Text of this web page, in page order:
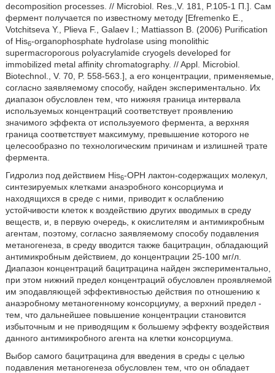
decomposition processes. // Microbiol. Res.,V. 181, P.105-1 П.]. Сам
фермент получается по известному методу [Efremenko E.,
Votchitseva Y., Plieva F., Galaev I.; Mattiasson В. (2006) Purification
of His6-organophosphate hydrolase using monolithic
supermacroporous polyacrylamide cryogels developed for
immobilized metal affinity chromatography. // Appl. Microbiol.
Biotechnol., V. 70, P. 558-563.], a его концентрации, применяемые,
согласно заявляемому способу, найден экспериментально. Их
диапазон обусловлен тем, что нижняя граница интервала
используемых концентраций соответствует проявлению
значимого эффекта от используемого фермента, а верхняя
граница соответствует максимуму, превышение которого не
целесообразно по технологическим причинам и излишней трате
фермента.
Гидролиз под действием His6-OPH лактон-содержащих молекул,
синтезируемых клетками анаэробного консорциума и
находящихся в среде с ними, приводит к ослаблению
устойчивости клеток к воздействию других вводимых в среду
веществ, и, в первую очередь, к окислителям и антимикробным
агентам, поэтому, согласно заявляемому способу подавления
метаногенеза, в среду вводится также бацитрацин, обладающий
антимикробным действием, до концентрации 25-100 мг/л.
Диапазон концентраций бацитрацина найден экспериментально,
при этом нижний предел концентраций обусловлен проявляемой
им эподавляющей эффективностью действия по отношению к
анаэробному метаногенному консорциуму, а верхний предел -
тем, что дальнейшее повышение концентрации становится
избыточным и не приводящим к большему эффекту воздействия
данного антимикробного агента на клетки консорциума.
Выбор самого бацитрацина для введения в среды с целью
подавления метаногенеза обусловлен тем, что он обладает